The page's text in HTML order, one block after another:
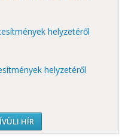
helyzetéről
helyzetéről
HÍR